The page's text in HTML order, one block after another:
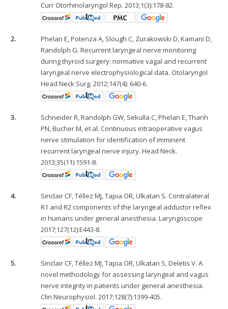
Curr Otorhinolaryngol Rep. 2013;1(3):178-82.
2.
Phelan E, Potenza A, Slough C, Zurakowski D, Kamani D,
Randolph G. Recurrent laryngeal nerve monitoring
during thyroid surgery: normative vagal and recurrent
laryngeal nerve electrophysiological data. Otolaryngol
Head Neck Surg. 2012;147(4): 640-6.
3.
Schneider R, Randolph GW, Sekulla C, Phelan E, Thanh
PN, Bucher M, et al. Continuous intraoperative vagus
nerve stimulation for identification of imminent
recurrent laryngeal nerve injury. Head Neck.
2013;35(11):1591-8.
4.
Sinclair CF, Téllez MJ, Tapia OR, Ulkatan S. Contralateral
R1 and R2 components of the laryngeal adductor reflex
in humans under general anesthesia. Laryngoscope
2017;127(12):E443-8.
5.
Sinclair CF, Téllez MJ, Tapia OR, Ulkatan S, Deletis V. A
novel methodology for assessing laryngeal and vagus
nerve integrity in patients under general anesthesia.
Clin Neurophysiol. 2017;128(7):1399-405.